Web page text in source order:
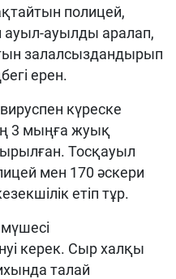
полицей,
ауылды аралап,
залалсыздандырып
ерен.
күреске
3 мыңға жуық
Тосқауыл
мен 170 әскери
етіп тұр.
керек. Сыр халқы
талай